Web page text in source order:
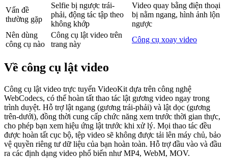
Vấn đề
thường gặp
Selfie bị ngược trái-
phải, động tác tập theo
không khớp
Video quay bằng điện thoại
bị nằm ngang, hình ảnh lộn
ngược
Nên dùng
công cụ nào
Công cụ lật video trên
trang này
Công cụ xoay video
Về công cụ lật video
Công cụ lật video trực tuyến VideoKit dựa trên công nghệ
WebCodecs, có thể hoàn tất thao tác lật gương video ngay trong
trình duyệt. Hỗ trợ lật ngang (gương trái-phải) và lật dọc (gương
trên-dưới), đồng thời cung cấp chức năng xem trước thời gian thực,
cho phép bạn xem hiệu ứng lật trước khi xử lý. Mọi thao tác đều
được hoàn tất cục bộ, tệp video sẽ không được tải lên máy chủ, bảo
vệ quyền riêng tư dữ liệu của bạn hoàn toàn. Hỗ trợ đầu vào và đầu
ra các định dạng video phổ biến như MP4, WebM, MOV.